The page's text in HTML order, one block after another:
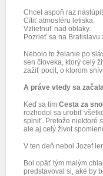
Chcel aspoň raz
Cítiť atmosféru letiska.
Vzlietnuť nad oblaky.
Pozrieť sa na Bratislavu
Nebolo to želanie po
sen človeka, ktorý celý
zažiť pocit, o ktorom
A práve vtedy sa
Keď sa tím Cesta za
rozhodol sa urobiť
splniť. Pretože niektoré
ale aj celý život
V ten deň nebol Jozef
Bol opäť tým malým
predstavoval si, aké by